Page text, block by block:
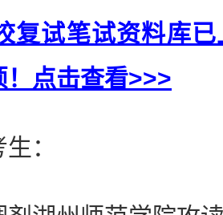
复试笔试资料库
！点击查看>>>
：